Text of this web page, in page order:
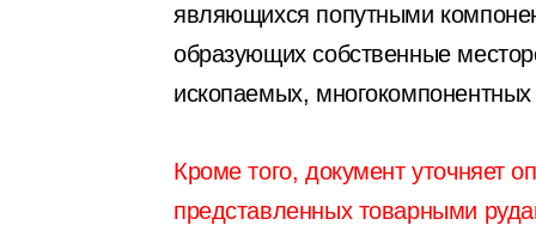
являющихся попутными
образующих собственные
ископаемых,
Кроме того, документ уточняет
представленных товарными